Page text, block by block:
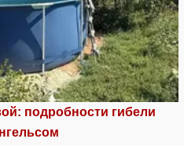
подробности гибели